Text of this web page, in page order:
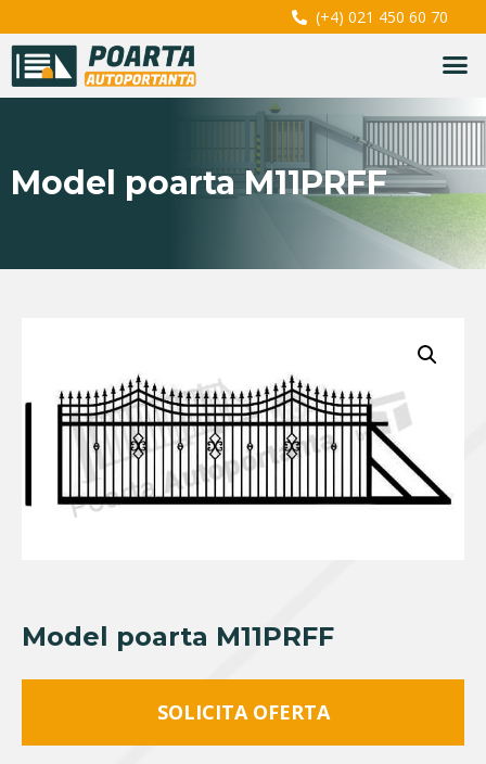
(+4) 021 450 60 70
Model poarta M11PRFF
Model poarta M11PRFF
SOLICITA OFERTA